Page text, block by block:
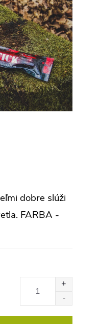
dobre slúži
FARBA -